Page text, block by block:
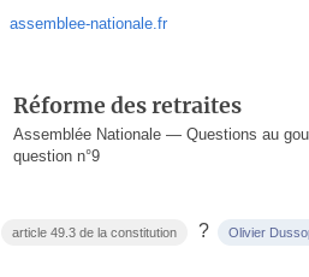
assemblee-nationale.fr
Réforme des retraites
Assemblée Nationale — Questions au
question n°9
article 49.3 de la constitution ? Olivier